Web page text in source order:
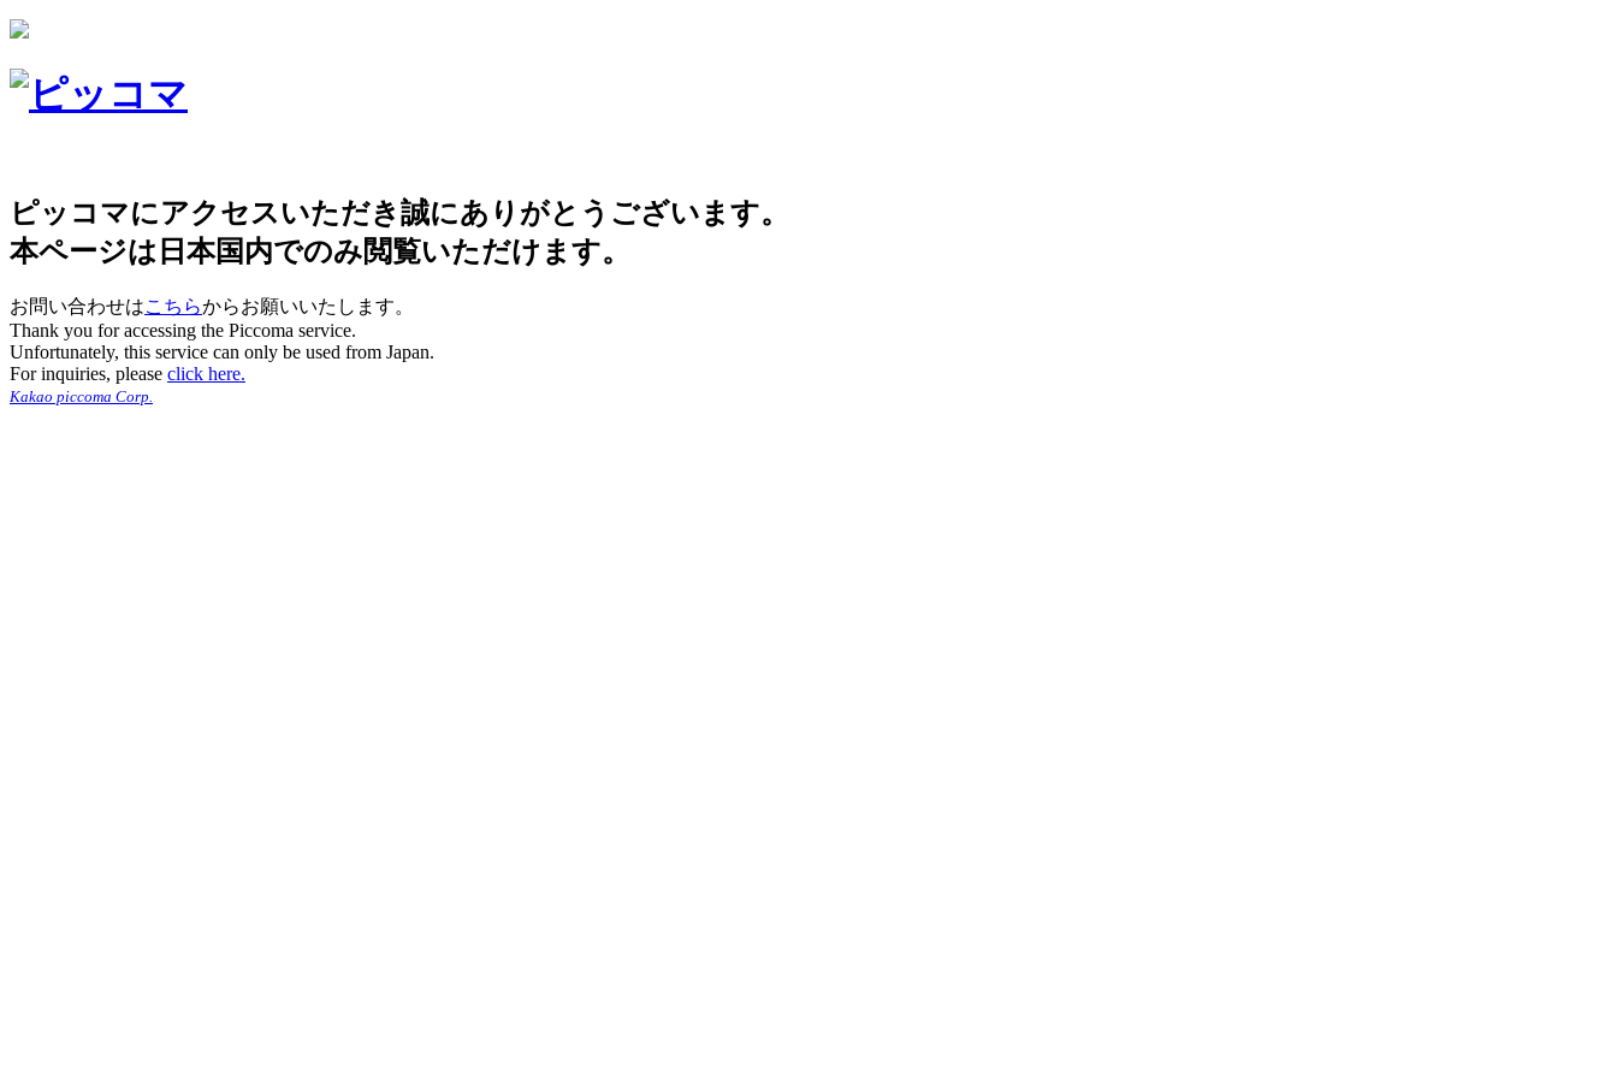
ピッコマにアクセスいただき誠にありがとうございます。
本ページは日本国内でのみ閲覧いただけます。
お問い合わせはこちらからお願いいたします。
Thank you for accessing the Piccoma service.
Unfortunately, this service can only be used from Japan.
For inquiries, please click here.
Kakao piccoma Corp.